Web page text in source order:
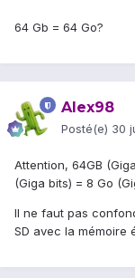
64 Gb = 64 Go?
Alex98
Posté(e) 30
Attention, 64GB
(Giga bits) = 8 Go
Il ne faut pas
SD avec la mémoire